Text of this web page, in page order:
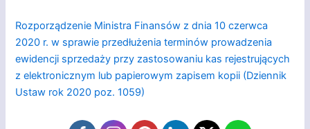
Rozporządzenie Ministra Finansów z dnia 10 czerwca
2020 r. w sprawie przedłużenia terminów prowadzenia
ewidencji sprzedaży przy zastosowaniu kas rejestrujących
z elektronicznym lub papierowym zapisem kopii (Dziennik
Ustaw rok 2020 poz. 1059)